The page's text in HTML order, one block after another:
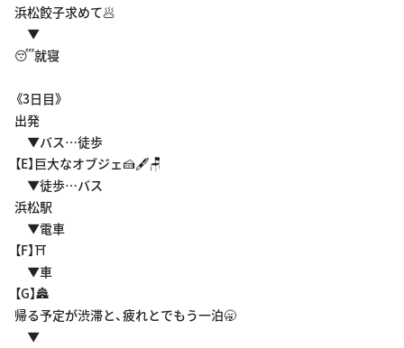
浜松餃子求めて🥟
▼
😴就寝
《3日目》
出発
▼バス…徒歩
【E】巨大なオブジェ🍰🖋️🪑
▼徒歩…バス
浜松駅
▼電車
【F】⛩️
▼車
【G】🏯
帰る予定が渋滞と、疲れとでもう一泊🥱
▼